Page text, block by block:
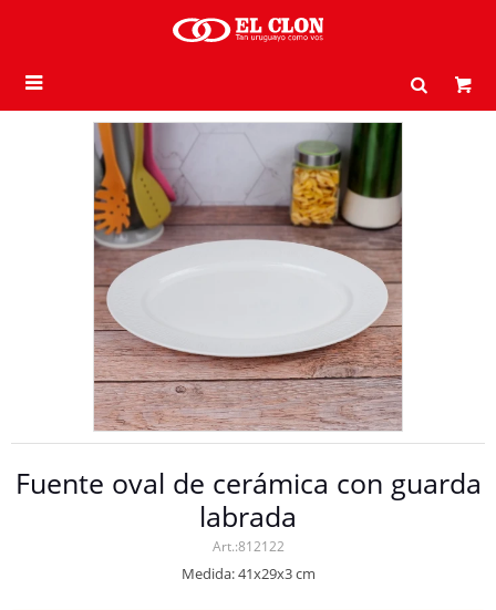

Fuente oval de cerámica con guarda
labrada
812122
Medida: 41x29x3 cm